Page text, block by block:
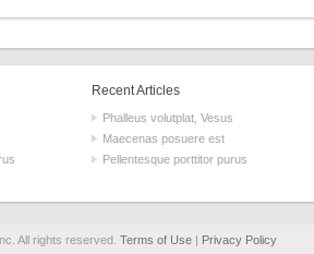
Recent Articles
Phalleus volutplat, Vesus
Maecenas posuere est
Pellentesque porttitor purus
All rights reserved. Terms of Use| Privacy Policy